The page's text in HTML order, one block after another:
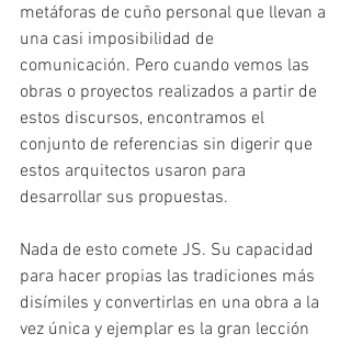
metáforas de cuño personal que llevan a
una casi imposibilidad de
comunicación. Pero cuando vemos las
obras o proyectos realizados a partir de
estos discursos, encontramos el
conjunto de referencias sin digerir que
estos arquitectos usaron para
desarrollar sus propuestas.
Nada de esto comete JS. Su capacidad
para hacer propias las tradiciones más
disímiles y convertirlas en una obra a la
vez única y ejemplar es la gran lección